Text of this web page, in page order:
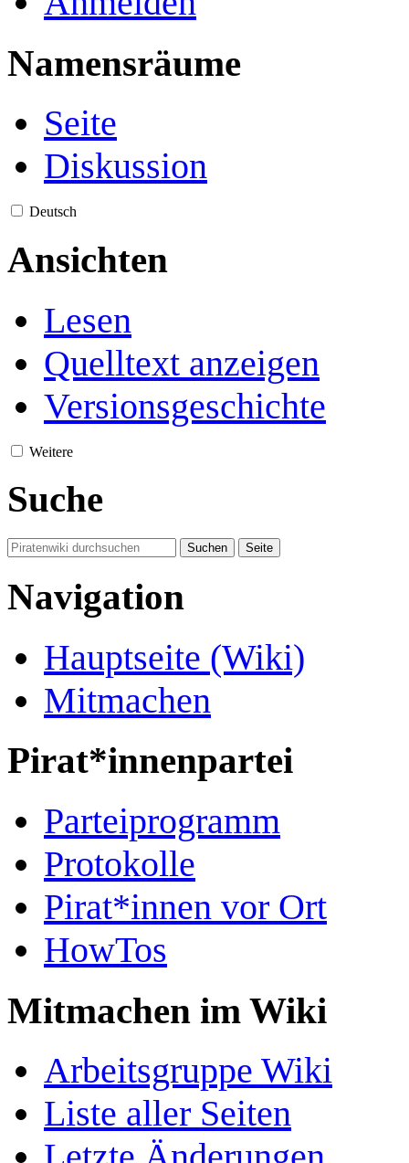
Namensräume
Seite
Diskussion
Deutsch
Ansichten
Lesen
Quelltext anzeigen
Versionsgeschichte
Weitere
Suche
Navigation
Hauptseite (Wiki)
Mitmachen
Pirat*innenpartei
Parteiprogramm
Protokolle
Pirat*innen vor Ort
HowTos
Mitmachen im Wiki
Arbeitsgruppe Wiki
Liste aller Seiten